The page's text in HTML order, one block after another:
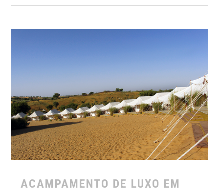
ACAMPAMENTO DE LUXO EM